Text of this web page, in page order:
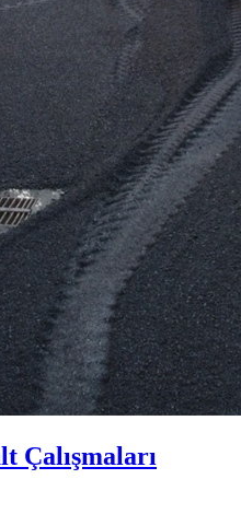
Çalışmaları